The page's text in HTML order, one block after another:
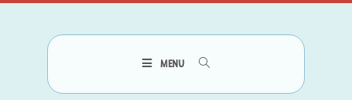
MENU